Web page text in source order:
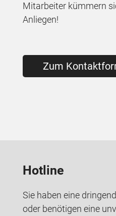
Mitarbeiter kümmern
Anliegen!
Zum
Hotline
Sie haben eine
oder benötigen eine